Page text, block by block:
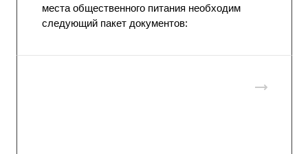
места общественного питания необходим
следующий пакет документов: